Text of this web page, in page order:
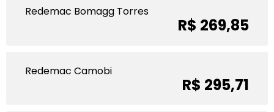
Redemac Bomagg Torres
R$ 269,85
Redemac Camobi
R$ 295,71